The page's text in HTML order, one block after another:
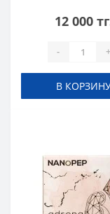
12 000
- +
В